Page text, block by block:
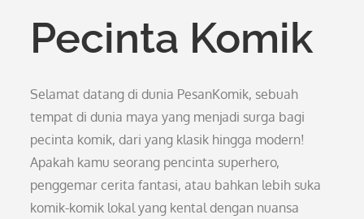
Pecinta Komik
Selamat datang di dunia PesanKomik, sebuah
tempat di dunia maya yang menjadi surga bagi
pecinta komik, dari yang klasik hingga modern!
Apakah kamu seorang pencinta superhero,
penggemar cerita fantasi, atau bahkan lebih suka
komik-komik lokal yang kental dengan nuansa